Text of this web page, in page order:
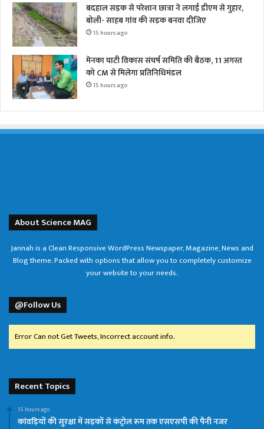
बदहाल सड़क से परेशान छात्रा ने लगाई डीएम से गुहार,
बोली- साहब गांव की सड़क बनवा दीजिए
15 hours ago
मेनका घाटी विकास संघर्ष समिति की बैठक, 11 अगस्त
को CM से मिलेगा प्रतिनिधिमंडल
15 hours ago
About Science MAG
Jannah is a Clean Responsive WordPress Newspaper, Magazine, News and
Blog theme. Packed with options that allow you to completely customize
your website to your needs.
@Follow Us
Error Can not Get Tweets, Incorrect account info.
Recent Topics
15 hours ago
कांवड़ियों की सुरक्षा में सड़कों से कंट्रोल रूम तक एसएसपी की पैनी नजर